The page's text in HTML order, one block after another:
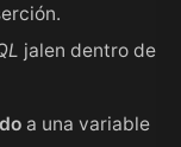
jalen dentro de
a una variable